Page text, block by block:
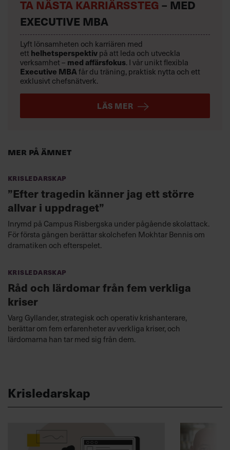
Mer på ämnet
Krisledarskap
”Efter tragedin känner jag ett större
allvar i uppdraget”
Inrymd på Campus Risbergska under pågående skolattack.
För första gången berättar skolchefen Mokhtar Bennis om
dramatiken och efterspelet.
Krisledarskap
Råd och lärdomar från fem verkliga
kriser
Varg Gyllander, strategisk och operativ krishanterare,
berättar om fem erfarenheter av verkliga kriser, och
lärdomarna han tar med sig från dem.
TA NÄSTA KARRIÄRSSTEG – MED
EXECUTIVE MBA
Lyft lönsamheten och karriären med
ett helhetsperspektivpå att leda och utveckla
verksamhet – med affärsfokus. I vår unikt flexibla
Executive MBAfår du träning, praktisk nytta och ett
exklusivt chefsnätverk.
LÄS MER
Krisledarskap